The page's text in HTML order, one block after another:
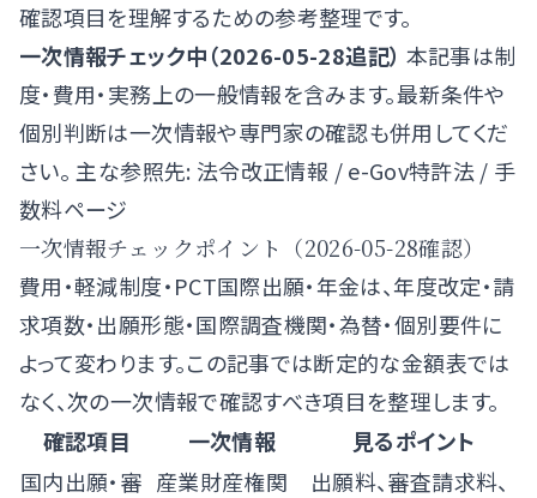
確認項目を理解するための参考整理です。
一次情報チェック中（2026-05-28追記） 本記事は制
度・費用・実務上の一般情報を含みます。最新条件や
個別判断は一次情報や専門家の確認も併用してくだ
さい。 主な参照先: 法令改正情報 /e-Gov特許法/ 手
数料ページ
一次情報チェックポイント（2026-05-28確認）
費用・軽減制度・PCT国際出願・年金は、年度改定・請
求項数・出願形態・国際調査機関・為替・個別要件に
よって変わります。この記事では断定的な金額表では
なく、次の一次情報で確認すべき項目を整理します。
確認項目
一次情報
見るポイント
国内出願・審 産業財産権関
出願料、審査請求料、